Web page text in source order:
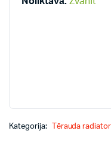
Kategorija: Tērauda